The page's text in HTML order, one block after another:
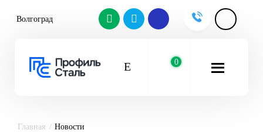
Волгоград
0
Главная Новости